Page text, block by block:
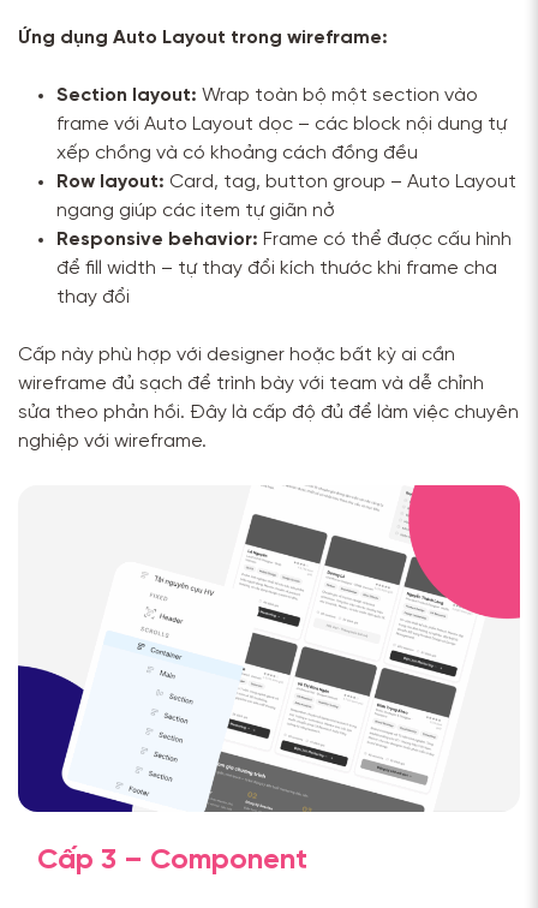
Ứng dụng Auto Layout trong wireframe:
Section layout: Wrap toàn bộ một section vào
frame với Auto Layout dọc – các block nội dung tự
xếp chồng và có khoảng cách đồng đều
Row layout: Card, tag, button group – Auto Layout
ngang giúp các item tự giãn nở
Responsive behavior: Frame có thể được cấu hình
để fill width – tự thay đổi kích thước khi frame cha
thay đổi
Cấp này phù hợp với designer hoặc bất kỳ ai cần
wireframe đủ sạch để trình bày với team và dễ chỉnh
sửa theo phản hồi. Đây là cấp độ đủ để làm việc chuyên
nghiệp với wireframe.
Cấp 3 – Component